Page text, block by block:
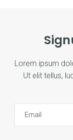
Lorem ipsum
Ut elit tellus,